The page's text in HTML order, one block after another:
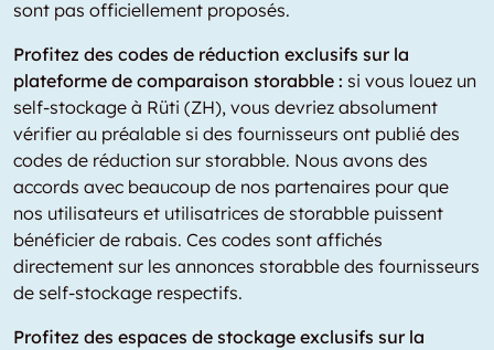
sont pas officiellement proposés.
Profitez des codes de réduction exclusifs sur la
plateforme de comparaison storabble : si vous louez un
self-stockage à Rüti (ZH), vous devriez absolument
vérifier au préalable si des fournisseurs ont publié des
codes de réduction sur storabble. Nous avons des
accords avec beaucoup de nos partenaires pour que
nos utilisateurs et utilisatrices de storabble puissent
bénéficier de rabais. Ces codes sont affichés
directement sur les annonces storabble des fournisseurs
de self-stockage respectifs.
Profitez des espaces de stockage exclusifs sur la